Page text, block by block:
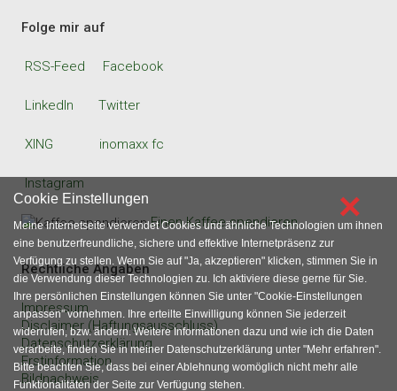
Folge mir auf
RSS-Feed Facebook
LinkedIn Twitter
XING inomaxx fc
Instagram
Einen Kaffee spendieren
Rechtliche Angaben
Impressum
Disclaimer (Haftungsausschluss)
Datenschutzerklärung
Erstinformation
Bildnachweis
×
Cookie Einstellungen
Meine Internetseite verwendet Cookies und ähnliche Technologien um ihnen
eine benutzerfreundliche, sichere und effektive Internetpräsenz zur
Verfügung zu stellen. Wenn Sie auf "Ja, akzeptieren" klicken, stimmen Sie in
die Verwendung dieser Technologien zu. Ich aktiviere diese gerne für Sie.
Ihre persönlichen Einstellungen können Sie unter "Cookie-Einstellungen
anpassen" vornehmen. Ihre erteilte Einwilligung können Sie jederzeit
widerrufen, bzw. ändern. Weitere Informationen dazu und wie ich die Daten
verarbeite, finden Sie in meiner Datenschutzerklärung unter "Mehr erfahren".
Bitte beachten Sie, dass bei einer Ablehnung womöglich nicht mehr alle
Funktionalitäten der Seite zur Verfügung stehen.